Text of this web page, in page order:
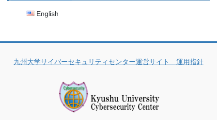
English
九州大学サイバーセキュリティセンター運営サイト 運用指針